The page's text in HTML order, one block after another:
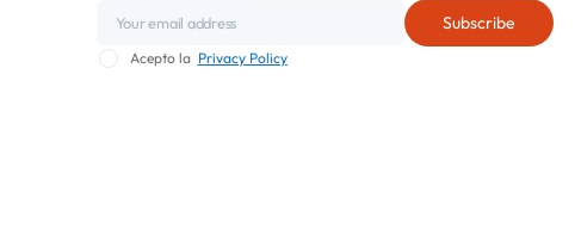
Acepto la Privacy Policy